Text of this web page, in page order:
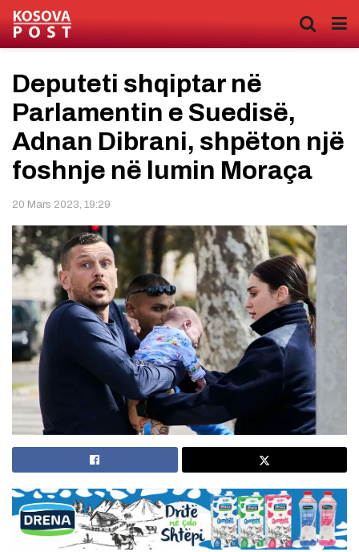
Deputeti shqiptar në
Parlamentin e Suedisë,
Adnan Dibrani, shpëton një
foshnje në lumin Moraça
20 Mars 2023, 19:29